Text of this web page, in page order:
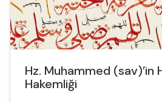
Hz. Muhammed (sav)’in
Hakemliği